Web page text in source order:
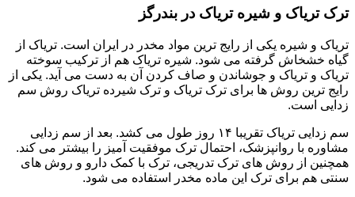
ترک تریاک و شیره تریاک در بندرگز
تریاک و شیره یکی از رایج ترین مواد مخدر در ایران است. تریاک از
گیاه خشخاش گرفته می شود. شیره تریاک هم از ترکیب سوخته
تریاک و تریاک و جوشاندن و صاف کردن آن به دست می آید. یکی از
رایج ترین روش ها برای ترک تریاک و ترک شیرده تریاک روش سم
زدایی است.
سم زدایی تریاک تقریبا ۱۴ روز طول می کشد. بعد از سم زدایی
مشاوره با روانپزشک، احتمال ترک موفقیت آمیز را بیشتر می کند.
همچنین از روش های ترک تدریجی، ترک با کمک دارو و روش های
سنتی هم برای ترک این ماده مخدر استفاده می شود.